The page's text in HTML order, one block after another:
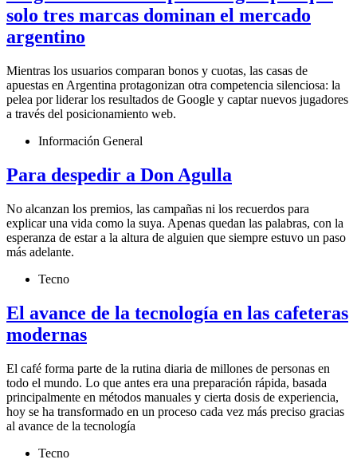
solo tres marcas dominan el mercado
argentino
Mientras los usuarios comparan bonos y cuotas, las casas de
apuestas en Argentina protagonizan otra competencia silenciosa: la
pelea por liderar los resultados de Google y captar nuevos jugadores
a través del posicionamiento web.
Información General
Para despedir a Don Agulla
No alcanzan los premios, las campañas ni los recuerdos para
explicar una vida como la suya. Apenas quedan las palabras, con la
esperanza de estar a la altura de alguien que siempre estuvo un paso
más adelante.
Tecno
El avance de la tecnología en las cafeteras
modernas
El café forma parte de la rutina diaria de millones de personas en
todo el mundo. Lo que antes era una preparación rápida, basada
principalmente en métodos manuales y cierta dosis de experiencia,
hoy se ha transformado en un proceso cada vez más preciso gracias
al avance de la tecnología
Tecno